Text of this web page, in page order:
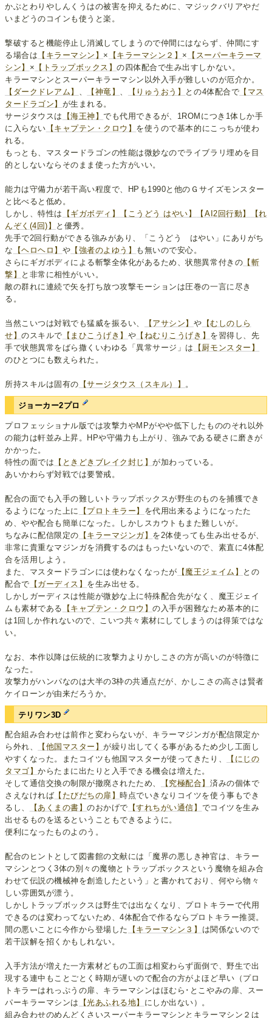
かぶとわりやしんくうはの被害を抑えるために、マジックバリアやだ
いまどうのコインも使うと楽。
撃破すると機能停止し消滅してしまうので仲間にはならず、仲間にす
る場合は 【キラーマシン】 × 【キラーマシン２】 ×
【スーパーキラーマ
シン】 × 【トラップボックス】の四体配合で生み出すしかない。
キラーマシンとスーパーキラーマシン以外入手が難しいのが厄介か。
【ダークドレアム】 、 【神竜】 、 【りゅうおう】 との4体配合で 【マス
タードラゴン】 が生まれる。
サージタウスは
【海王神】でも代用できるが、1ROMにつき1体しか手
に入らない 【キャプテン・クロウ】 を使うので基本的にこっちが使わ
れる。
もっとも、マスタードラゴンの性能は微妙なのでライブラリ埋めを目
的としないならそのまま使った方がいい。
能力は守備力が若干高い程度で、HPも1990と他のＧサイズモンスター
と比べると低め。
しかし、特性は
【ギガボディ】 【こうどう はやい】 【AI2回行動】
【れ
んぞく(4回)】
と優秀。
先手で2回行動ができる強みがあり、「こうどう はやい」にありがち
な
【ヘロヘロ】 や 【強者のよゆう】
も無いので安心。
さらにギガボディによる斬撃全体化があるため、状態異常付きの 【斬
撃】
と非常に相性がいい。
敵の群れに連続で矢を打ち放つ攻撃モーションは圧巻の一言に尽き
る。
当然こいつは対戦でも猛威を振るい、 【アサシン】 や 【むしのしら
せ】のスキルで 【まひこうげき】 や 【ねむりこうげき】 を習得し、先
手で状態異常をばら撒くいわゆる「異常サージ」は
【厨モンスター】
のひとつにも数えられた。
所持スキルは固有の 【サージタウス（スキル）】 。
ジョーカー2プロ
プロフェッショナル版では攻撃力やMPがやや低下したもののそれ以外
の能力は軒並み上昇。HPや守備力も上がり、強みである硬さに磨きが
かかった。
特性の面では 【ときどきブレイク封じ】が加わっている。
あいかわらず対戦では要警戒。
配合の面でも入手の難しいトラップボックスが野生のものを捕獲でき
るようになった上に
【プロトキラー】 を代用出来るようになったた
め、やや配合も簡単になった。しかしスカウトもまた難しいが。
ちなみに配信限定の 【キラーマジンガ】 を2体使っても生み出せるが、
非常に貴重なマジンガを消費するのはもったいないので、素直に4体配
合を活用しよう。
また、マスタードラゴンには使わなくなったが 【魔王ジェイム】
との
配合で 【ガーディス】 を生み出せる。
しかしガーディスは性能が微妙な上に特殊配合先がなく、魔王ジェイ
ムも素材である
【キャプテン・クロウ】の入手が困難なため基本的に
は1回しか作れないので、こいつ共々素材にしてしまうのは得策ではな
い。
なお、本作以降は伝統的に攻撃力よりかしこさの方が高いのが特徴に
なった。
攻撃力がハンパなのは大半の3枠の共通点だが、かしこさの高さは賢者
ケイローンが由来だろうか。
テリワン3D
配合組み合わせは前作と変わらないが、キラーマジンガが配信限定か
ら外れ、
【他国マスター】が繰り出してくる事があるため少し工面し
やすくなった。またコイツも他国マスターが使ってきたり、
【にじの
タマゴ】からたまに出たりと入手できる機会は増えた。
そして通信交換の制限が撤廃されたため、
【究極配合】済みの個体で
さえなければ 【たびだちの扉】時点でいきなりコイツを使う事もでき
るし、
【あくまの書】のおかげで 【すれちがい通信】 でコイツを生み
出せるものを送るということもできるように。
便利になったものよのう。
配合のヒントとして図書館の文献には「魔界の悪しき神官は、キラー
マシンとつく3体の別々の魔物とトラップボックスという魔物を組み合
わせて伝説の機械神を創造したという」と書かれており、何やら物々
しい雰囲気が漂う。
しかしトラップボックスは野生では出なくなり、プロトキラーで代用
できるのは変わってないため、4体配合で作るならプロトキラー推奨。
間の悪いことに今作から登場した
【キラーマシン３】 は関係ないので
若干誤解を招くかもしれない。
入手方法が増えた一方素材どもの工面は相変わらず面倒で、野生で出
現する連中もことごとく時期が遅いので配合の方がよほど早い（プロ
トキラーはれっぷうの扉、キラーマシンはほむら･とこやみの扉、スー
パーキラーマシンは
【光あふれる地】 にしか出ない）。
組み合わせのめんどくさいスーパーキラーマシンとキラーマシン２は